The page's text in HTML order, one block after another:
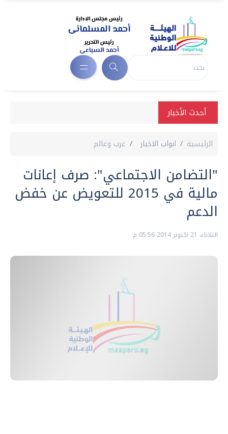
أحدث الأخبار
الرئيسية ابواب الاخبار عرب وعالم
"التضامن الاجتماعي": صرف إعانات
مالية في 2015 للتعويض عن خفض
الدعم
الثلاثاء، 21 اكتوبر 2014 05:56 م